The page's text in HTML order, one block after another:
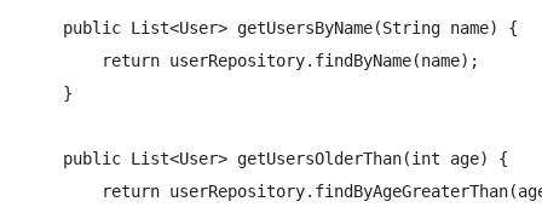
    public List<User> getUsersByName(String name) {
        return userRepository.findByName(name);
    }
    public List<User> getUsersOlderThan(int age) {
return